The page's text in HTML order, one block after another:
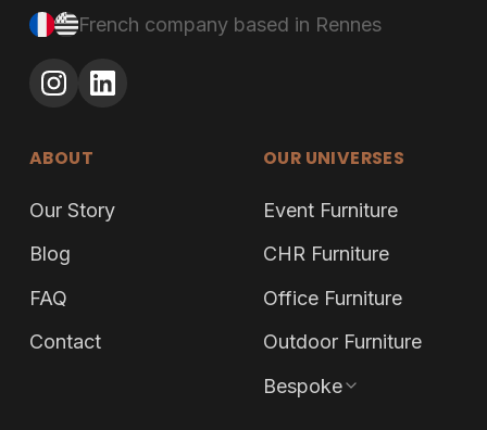
French company based in Rennes
ABOUT
Our Story
Blog
FAQ
Contact
OUR UNIVERSES
Event Furniture
CHR Furniture
Office Furniture
Outdoor Furniture
Bespoke